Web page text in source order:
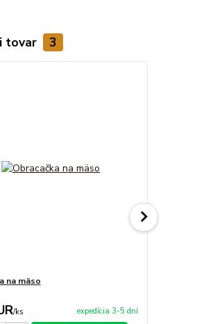
tovar 3
na mäso
/ks expedícia 3-5 dní